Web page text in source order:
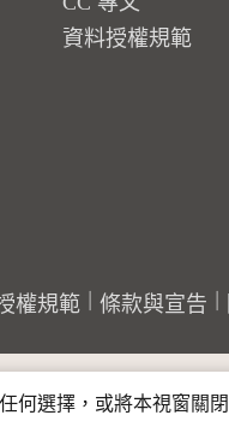
資料授權規範
權規範 條款與宣告
何選擇，或將本視窗關